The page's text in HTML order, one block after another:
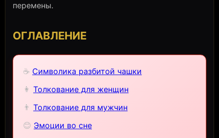
перемены.
ОГЛАВЛЕНИЕ
☕ Символика разбитой чашки
👩 Толкование для женщин
👨 Толкование для мужчин
😊 Эмоции во сне